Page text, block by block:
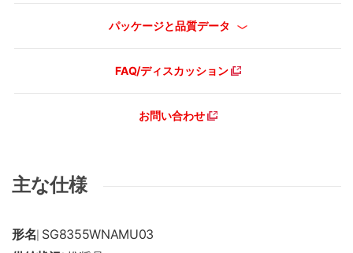
パッケージと品質データ
FAQ/ディスカッション
お問い合わせ
主な仕様
形名 SG8355WNAMU03